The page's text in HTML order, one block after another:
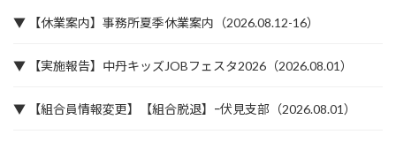
▼ 【休業案内】事務所夏季休業案内（2026.08.12-16）
▼ 【実施報告】中丹キッズJOBフェスタ2026（2026.08.01）
▼ 【組合員情報変更】【組合脱退】ｰ伏見支部（2026.08.01）